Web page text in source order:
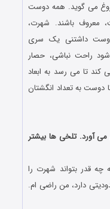
می گوید. همه دوست
معروف باشند. شهرت،‌
داشتنی یک سری
راحت نباشی، حصار
تا می رسد به ابعاد
به تعداد انگشتان
آورد. تلخی ها بیشتر
قدر بتواند شهرت را
دارد، من راضی ام.